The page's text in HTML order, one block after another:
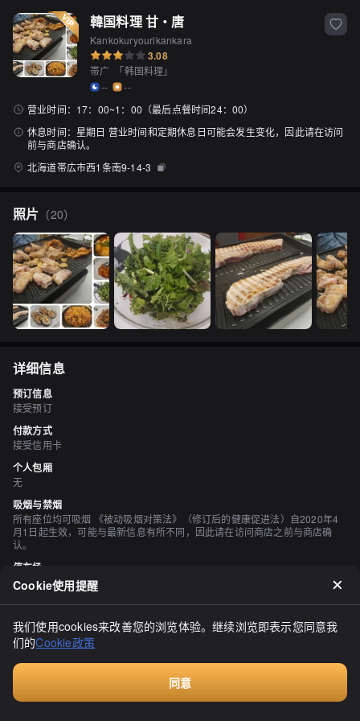
韓国料理 甘・唐
Kankokuryourikankara
3.08
帯广 「韩国料理 」
--
--
营业时间： 17：00~1：00（最后点餐时间24：00）
休息时间： 星期日 营业时间和定期休息日可能会发生变化，因此请在访问
前与商店确认。
北海道帯広市西1条南9-14-3
照片 （20）
详细信息
预订信息
接受预订
付款方式
接受信用卡
个人包厢
无
吸烟与禁烟
所有座位均可吸烟 《被动吸烟对策法》（修订后的健康促进法）自2020年4
月1日起生效，可能与最新信息有所不同，因此请在访问商店之前与商店确
认。
停车场
无
评价（8）
もんぶらんらん
3.30
好久不见的甜辣滋味！一喝酒，果然就想吃辣的！我们在周六晚上
8:30左右预订了，但餐厅内座无虚席！我们点了以下菜品：炒年糕
（780日元）、芝士辣炒鸡肉（1180日元）、蒜蓉芝士煎饼（980日
Cookie使用提醒
我们使用cookies来改善您的浏览体验。继续浏览即表示您同意我
们的Cookie政策
同意